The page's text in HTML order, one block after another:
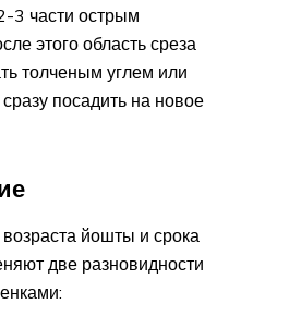
3 части острым
этого область среза
толченым углем или
посадить на новое
йошты и срока
две разновидности